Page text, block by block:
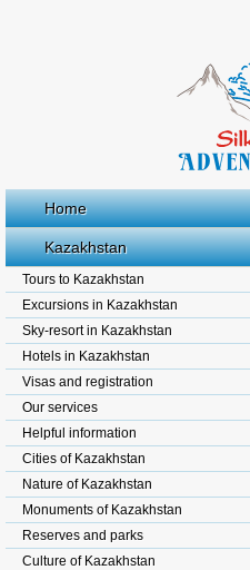
Home
Kazakhstan
Tours to Kazakhstan
Excursions in Kazakhstan
Sky-resort in Kazakhstan
Hotels in Kazakhstan
Visas and registration
Our services
Helpful information
Cities of Kazakhstan
Nature of Kazakhstan
Monuments of Kazakhstan
Reserves and parks
Culture of Kazakhstan